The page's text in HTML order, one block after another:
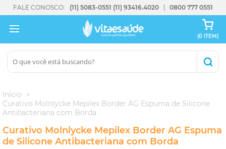
FALE CONOSCO: (11) 5083-0551 (11) 93416.4020 0800 777 0551
(0 ITEM)
Início
Curativo Molnlycke Mepilex Border AG Espuma de Silicone
Antibacteriana com Borda
Curativo Molnlycke Mepilex Border AG Espuma
de Silicone Antibacteriana com Borda